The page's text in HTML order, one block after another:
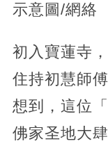
示意圖/網絡
初入寶蓮寺
住持初慧師
想到，這位
佛家圣地大肆